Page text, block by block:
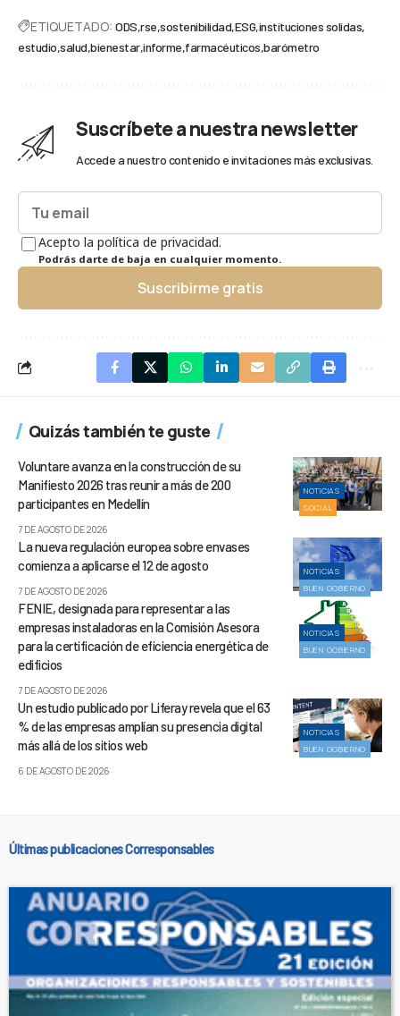
ETIQUETADO: ODS rse sostenibilidad ESG instituciones solidas
estudio salud bienestar informe farmacéuticos barómetro
Suscríbete a nuestra newsletter
Accede a nuestro contenido e invitaciones más exclusivas.
Acepto la política de privacidad.
Podrás darte de baja en cualquier momento.
Suscribirme gratis
Quizás también te guste
NOTICIAS
SOCIAL
Voluntare avanza en la construcción de su
Manifiesto 2026 tras reunir a más de 200
participantes en Medellín
7 DE AGOSTO DE 2026
NOTICIAS
BUEN GOBIERNO
La nueva regulación europea sobre envases
comienza a aplicarse el 12 de agosto
7 DE AGOSTO DE 2026
NOTICIAS
BUEN GOBIERNO
FENIE, designada para representar a las
empresas instaladoras en la Comisión Asesora
para la certificación de eficiencia energética de
edificios
7 DE AGOSTO DE 2026
NOTICIAS
BUEN GOBIERNO
Un estudio publicado por Liferay revela que el 63
% de las empresas amplían su presencia digital
más allá de los sitios web
6 DE AGOSTO DE 2026
Últimas publicaciones Corresponsables